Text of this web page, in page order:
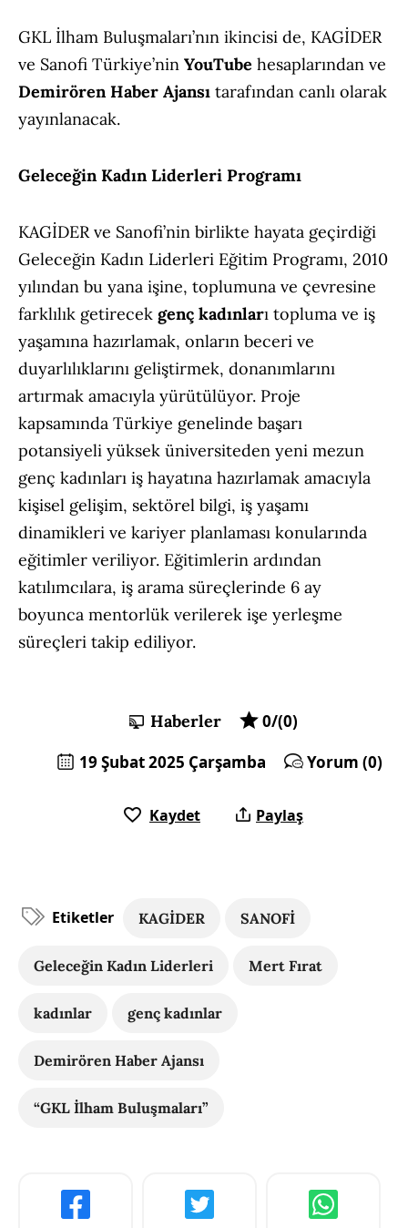
GKL İlham Buluşmaları’nın ikincisi de, KAGİDER
ve Sanofi Türkiye’nin YouTube hesaplarından ve
Demirören Haber Ajansı tarafından canlı olarak
yayınlanacak.
Geleceğin Kadın Liderleri Programı
KAGİDER ve Sanofi’nin birlikte hayata geçirdiği
Geleceğin Kadın Liderleri Eğitim Programı, 2010
yılından bu yana işine, toplumuna ve çevresine
farklılık getirecek genç kadınları topluma ve iş
yaşamına hazırlamak, onların beceri ve
duyarlılıklarını geliştirmek, donanımlarını
artırmak amacıyla yürütülüyor. Proje
kapsamında Türkiye genelinde başarı
potansiyeli yüksek üniversiteden yeni mezun
genç kadınları iş hayatına hazırlamak amacıyla
kişisel gelişim, sektörel bilgi, iş yaşamı
dinamikleri ve kariyer planlaması konularında
eğitimler veriliyor. Eğitimlerin ardından
katılımcılara, iş arama süreçlerinde 6 ay
boyunca mentorlük verilerek işe yerleşme
süreçleri takip ediliyor.
Haberler
0/(0)
19 Şubat 2025 Çarşamba
Yorum (0)
Kaydet Paylaş
Etiketler KAGİDER SANOFİ
Geleceğin Kadın Liderleri Mert Fırat
kadınlar genç kadınlar
Demirören Haber Ajansı
“GKL İlham Buluşmaları”